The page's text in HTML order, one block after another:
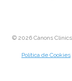
© 2026 Cànons
Política de Cookies